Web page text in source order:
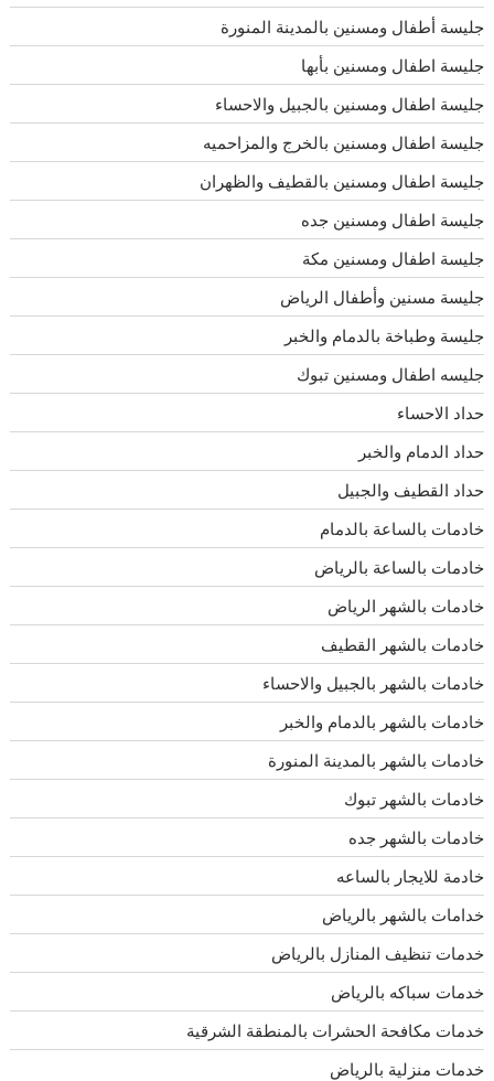
جليسة أطفال ومسنين بالمدينة المنورة
جليسة اطفال ومسنين بأبها
جليسة اطفال ومسنين بالجبيل والاحساء
جليسة اطفال ومسنين بالخرج والمزاحميه
جليسة اطفال ومسنين بالقطيف والظهران
جليسة اطفال ومسنين جده
جليسة اطفال ومسنين مكة
جليسة مسنين وأطفال الرياض
جليسة وطباخة بالدمام والخبر
جليسه اطفال ومسنين تبوك
حداد الاحساء
حداد الدمام والخبر
حداد القطيف والجبيل
خادمات بالساعة بالدمام
خادمات بالساعة بالرياض
خادمات بالشهر الرياض
خادمات بالشهر القطيف
خادمات بالشهر بالجبيل والاحساء
خادمات بالشهر بالدمام والخبر
خادمات بالشهر بالمدينة المنورة
خادمات بالشهر تبوك
خادمات بالشهر جده
خادمة للايجار بالساعه
خدامات بالشهر بالرياض
خدمات تنظيف المنازل بالرياض
خدمات سباكه بالرياض
خدمات مكافحة الحشرات بالمنطقة الشرقية
خدمات منزلية بالرياض